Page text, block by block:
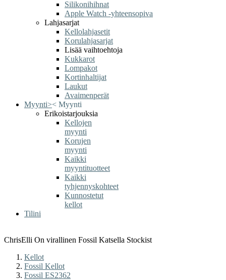
Silikonihihnat
Apple Watch -yhteensopiva
Lahjasarjat
Kellolahjasetit
Korulahjasarjat
Lisää vaihtoehtoja
Kukkarot
Lompakot
Kortinhaltijat
Laukut
Avaimenperät
Myynti>< Myynti
Erikoistarjouksia
Kellojen
myynti
Korujen
myynti
Kaikki
myyntituotteet
Kaikki
tyhjennyskohteet
Kunnostetut
kellot
Tilini
ChrisElli On virallinen Fossil Katsella Stockist
Kellot
Fossil Kellot
Fossil ES2362